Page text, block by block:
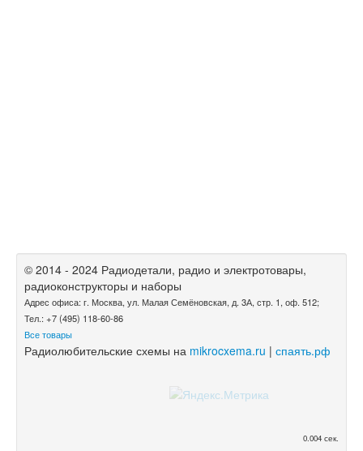
© 2014 - 2024 Радиодетали, радио и электротовары,
радиоконструкторы и наборы
Адрес офиса: г. Москва, ул. Малая Семёновская, д. 3А, стр. 1, оф. 512;
Тел.: +7 (495) 118-60-86
Все товары
Радиолюбительские схемы на mikrocxema.ru | спаять.рф
0.004 сек.